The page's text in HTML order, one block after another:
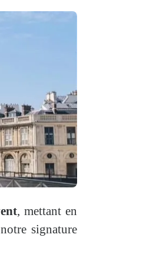
, mettant en
signature